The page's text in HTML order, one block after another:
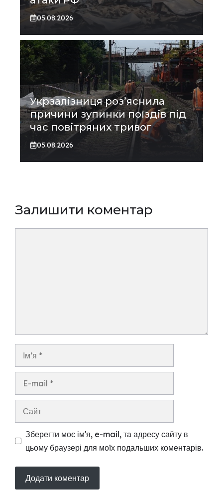
05.08.2026
Укрзалізниця роз’яснила
причини зупинки поїздів під
час повітряних тривог
05.08.2026
Залишити коментар
Зберегти моє ім'я, e-mail, та адресу сайту в
цьому браузері для моїх подальших коментарів.